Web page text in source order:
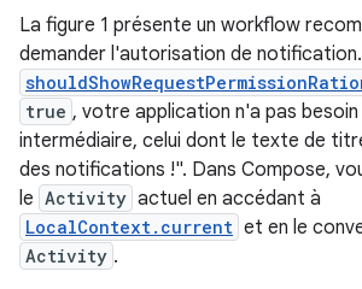
La figure 1 présente un workflow
demander l'autorisation de
true , votre application n'a pas
intermédiaire, celui dont le texte de
des notifications !". Dans Compose,
le Activity actuel en accédant à
LocalContext.current et en le
Activity .